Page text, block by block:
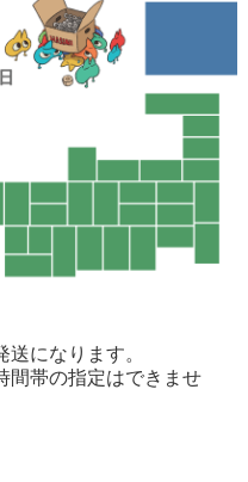
になります。
間帯の指定はできませ